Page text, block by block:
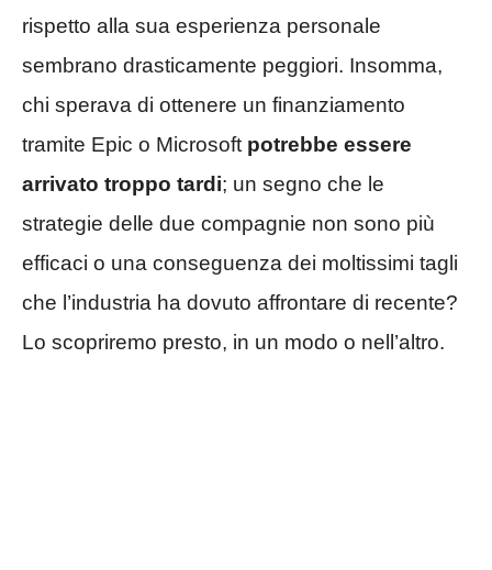
rispetto alla sua esperienza personale
sembrano drasticamente peggiori. Insomma,
chi sperava di ottenere un finanziamento
tramite Epic o Microsoft potrebbe essere
arrivato troppo tardi; un segno che le
strategie delle due compagnie non sono più
efficaci o una conseguenza dei moltissimi tagli
che l’industria ha dovuto affrontare di recente?
Lo scopriremo presto, in un modo o nell’altro.